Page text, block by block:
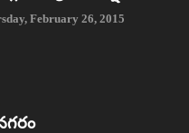
February 26, 2015